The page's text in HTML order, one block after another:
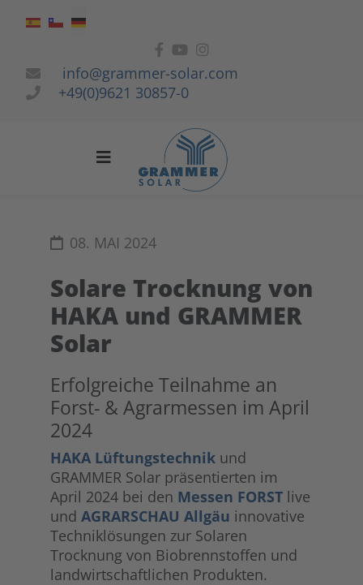
Sprache auswählen
info@grammer-solar.com
+49(0)9621 30857-0
08. MAI 2024
Solare Trocknung von
HAKA und GRAMMER
Solar
Erfolgreiche Teilnahme an
Forst- & Agrarmessen im April
2024
HAKA Lüftungstechnik und
GRAMMER Solar präsentierten im
April 2024 bei den Messen FORST live
und AGRARSCHAU Allgäu innovative
Techniklösungen zur Solaren
Trocknung von Biobrennstoffen und
landwirtschaftlichen Produkten.